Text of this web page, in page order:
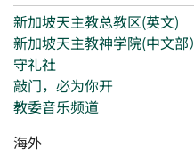
新加坡天主教总教区(英文)
新加坡天主教神学院(中文部）
守礼社
敲门，必为你开
教委音乐频道
海外